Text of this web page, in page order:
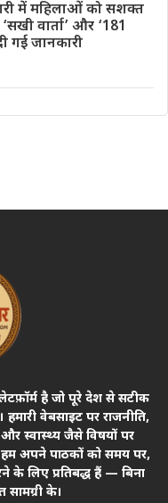
में महिलाओं को सशक्त
वार्ता’ और ‘181
गई जानकारी
है जो पूरे देश से सटीक
वेबसाइट पर राजनीति,
स्वास्थ्य जैसे विषयों पर
हम अपने पाठकों को समय पर,
के लिए प्रतिबद्ध हैं — बिना
सामग्री के।